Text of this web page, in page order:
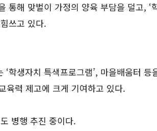
해 맞벌이 가정의 양육 부담을 덜고,
쓰고 있다.
생자치 특색프로그램’, 마을배움터
육력 제고에 크게 기여하고 있다.
병행 추진 중이다.